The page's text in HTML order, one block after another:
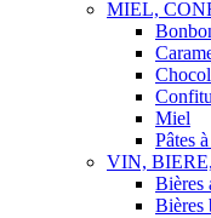
MIEL,
Miel
Pâtes
VIN,
Bières
Bières